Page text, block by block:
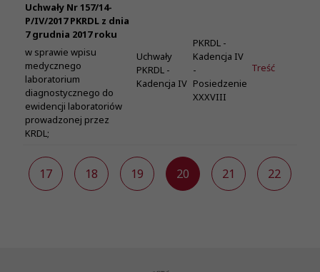
Uchwały Nr 157/14-
P/IV/2017 PKRDL z dnia
7 grudnia 2017 roku
w sprawie wpisu
medycznego
laboratorium
diagnostycznego do
ewidencji laboratoriów
prowadzonej przez
KRDL;
Uchwały
PKRDL -
Kadencja IV
PKRDL -
Kadencja IV
-
Posiedzenie
XXXVIII
Treść
17 18 19 20 21 22